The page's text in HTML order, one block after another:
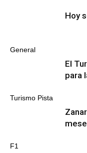
General
Hoy
Turismo Pista
El
para
F1